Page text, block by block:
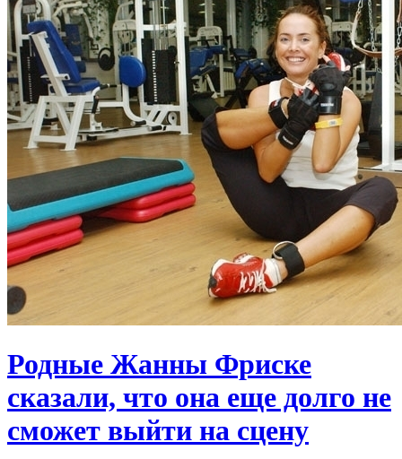
Родные Жанны Фриске
сказали, что она еще долго не
сможет выйти на сцену